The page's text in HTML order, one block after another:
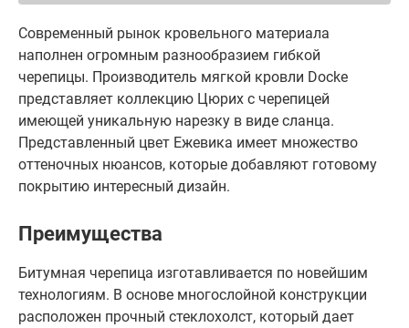
Современный рынок кровельного материала
наполнен огромным разнообразием гибкой
черепицы. Производитель мягкой кровли Docke
представляет коллекцию Цюрих с черепицей
имеющей уникальную нарезку в виде сланца.
Представленный цвет Ежевика имеет множество
оттеночных нюансов, которые добавляют готовому
покрытию интересный дизайн.
Преимущества
Битумная черепица изготавливается по новейшим
технологиям. В основе многослойной конструкции
расположен прочный стеклохолст, который дает